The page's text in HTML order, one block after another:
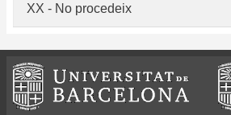
XX - No procedeix